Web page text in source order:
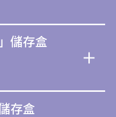
儲存盒
存盒